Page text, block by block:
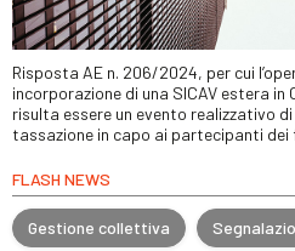
Risposta AE n. 206/2024, per cui
incorporazione di una SICAV estera in
risulta essere un evento realizzativo
tassazione in capo ai partecipanti dei
FLASH NEWS
Gestione collettiva